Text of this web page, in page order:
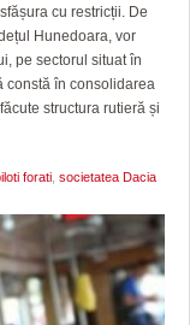
cu restricții. De
Hunedoara, vor
pe sectorul situat în
constă în consolidarea
structura rutieră și
forati societatea Dacia